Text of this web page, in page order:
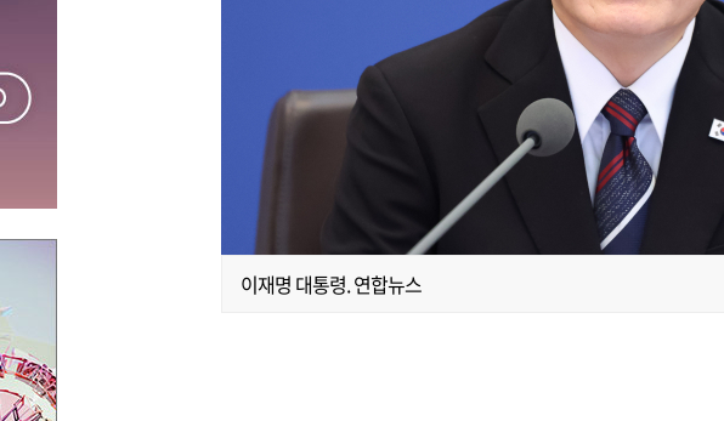
이재명 대통령. 연합뉴스